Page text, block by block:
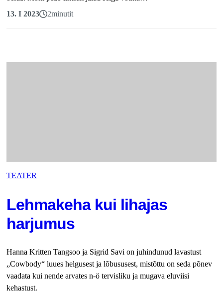
13. I 2023
2minutit
TEATER
Lehmakeha kui lihajas
harjumus
Hanna Kritten Tangsoo ja Sigrid Savi on juhindunud lavastust
„Cowbody“ luues helgusest ja lõbususest, mistõttu on seda põnev
vaadata kui nende arvates n-ö tervisliku ja mugava eluviisi
kehastust.